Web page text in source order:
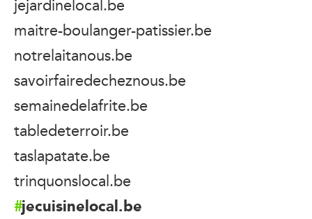
maitre-boulanger-patissier.be
notrelaitanous.be
savoirfairedecheznous.be
semainedelafrite.be
tabledeterroir.be
taslapatate.be
trinquonslocal.be
jecuisinelocal.be